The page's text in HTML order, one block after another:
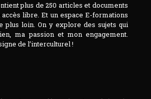
plus de 250 articles et documents
libre. Et un espace E-formations
plus loin. On y explore des sujets qui
ma passion et mon engagement.
de l’interculturel !